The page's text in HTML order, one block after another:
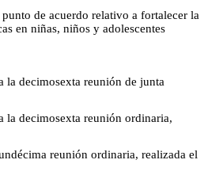
de acuerdo relativo a fortalecer la
en niñas, niños y adolescentes
la decimosexta reunión de junta
la decimosexta reunión ordinaria,
reunión ordinaria, realizada el